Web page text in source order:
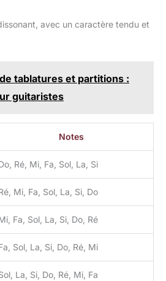
avec un caractère tendu et
tablatures et partitions :
guitaristes
Notes
Ré, Mi, Fa, Sol, La, Si
Mi, Fa, Sol, La, Si, Do
Fa, Sol, La, Si, Do, Ré
Sol, La, Si, Do, Ré, Mi
La, Si, Do, Ré, Mi, Fa